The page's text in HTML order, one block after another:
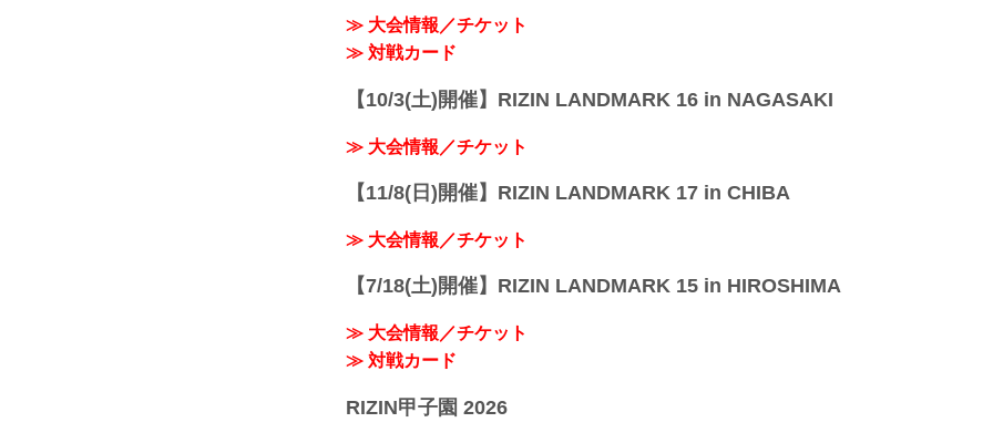
≫ 大会情報／チケット
≫ 対戦カード
【10/3(土)開催】RIZIN LANDMARK 16 in NAGASAKI
≫ 大会情報／チケット
【11/8(日)開催】RIZIN LANDMARK 17 in CHIBA
≫ 大会情報／チケット
【7/18(土)開催】RIZIN LANDMARK 15 in HIROSHIMA
≫ 大会情報／チケット
≫ 対戦カード
RIZIN甲子園 2026